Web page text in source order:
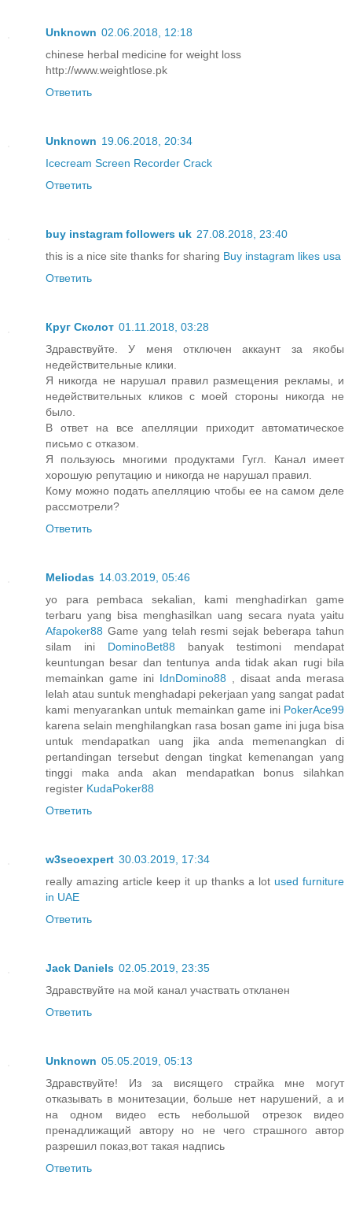
Unknown 02.06.2018, 12:18
chinese herbal medicine for weight loss
http://www.weightlose.pk
Ответить
Unknown 19.06.2018, 20:34
Icecream Screen Recorder Crack
Ответить
buy instagram followers uk 27.08.2018, 23:40
this is a nice site thanks for sharing Buy instagram likes usa
Ответить
Круг Сколот 01.11.2018, 03:28
Здравствуйте. У меня отключен аккаунт за якобы
недействительные клики.
Я никогда не нарушал правил размещения рекламы, и
недействительных кликов с моей стороны никогда не
было.
В ответ на все апелляции приходит автоматическое
письмо с отказом.
Я пользуюсь многими продуктами Гугл. Канал имеет
хорошую репутацию и никогда не нарушал правил.
Кому можно подать апелляцию чтобы ее на самом деле
рассмотрели?
Ответить
Meliodas 14.03.2019, 05:46
yo para pembaca sekalian, kami menghadirkan game
terbaru yang bisa menghasilkan uang secara nyata yaitu
Afapoker88 Game yang telah resmi sejak beberapa tahun
silam ini DominoBet88 banyak testimoni mendapat
keuntungan besar dan tentunya anda tidak akan rugi bila
memainkan game ini IdnDomino88 , disaat anda merasa
lelah atau suntuk menghadapi pekerjaan yang sangat padat
kami menyarankan untuk memainkan game ini PokerAce99
karena selain menghilangkan rasa bosan game ini juga bisa
untuk mendapatkan uang jika anda memenangkan di
pertandingan tersebut dengan tingkat kemenangan yang
tinggi maka anda akan mendapatkan bonus silahkan
register KudaPoker88
Ответить
w3seoexpert 30.03.2019, 17:34
really amazing article keep it up thanks a lot used furniture
in UAE
Ответить
Jack Daniels 02.05.2019, 23:35
Здравствуйте на мой канал участвать откланен
Ответить
Unknown 05.05.2019, 05:13
Здравствуйте! Из за висящего страйка мне могут
отказывать в монитезации, больше нет нарушений, а и
на одном видео есть небольшой отрезок видео
пренадлижащий автору но не чего страшного автор
разрешил показ,вот такая надпись
Ответить